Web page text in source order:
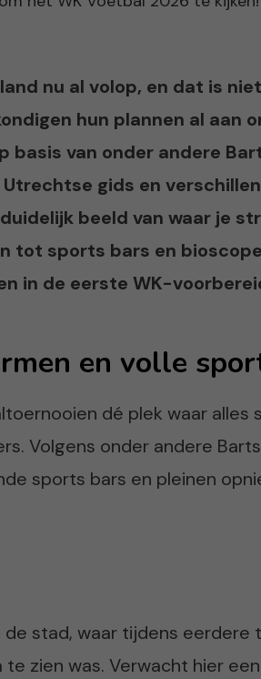
nu al volop, en dat is
hun plannen al aan
van onder andere
gids en
beeld van waar je
tot sports bars en
in de eerste WK-
en volle
dé plek waar alles
Volgens onder andere
sports bars en pleinen
stad, waar tijdens eerdere
zien was. Verwacht hier